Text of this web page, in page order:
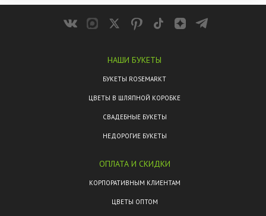
НАШИ БУКЕТЫ
БУКЕТЫ ROSEMARKT
ЦВЕТЫ В ШЛЯПНОЙ КОРОБКЕ
СВАДЕБНЫЕ БУКЕТЫ
НЕДОРОГИЕ БУКЕТЫ
ОПЛАТА И СКИДКИ
КОРПОРАТИВНЫМ КЛИЕНТАМ
ЦВЕТЫ ОПТОМ